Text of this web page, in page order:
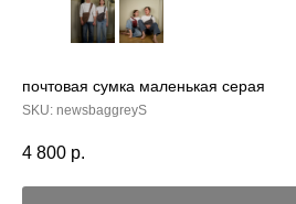
почтовая сумка маленькая серая
SKU: newsbaggreyS
4 800 р.